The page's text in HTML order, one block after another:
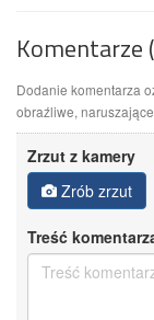
Komentarze
Dodanie komentarza
obraźliwe, naruszające
Zrzut z kamery
Zrób zrzut
Treść